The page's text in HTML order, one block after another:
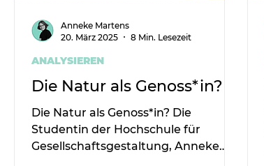
Die Natur als Genoss*in?
Die Natur als Genoss*in? Die
Studentin der Hochschule für
Gesellschaftsgestaltung, Anneke
ANALYSIEREN
Anneke Martens
20. März 2025
8 Min. Lesezeit